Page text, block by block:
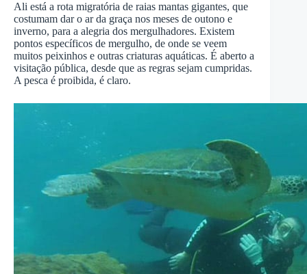
Ali está a rota migratória de raias mantas gigantes, que
costumam dar o ar da graça nos meses de outono e
inverno, para a alegria dos mergulhadores. Existem
pontos específicos de mergulho, de onde se veem
muitos peixinhos e outras criaturas aquáticas. É aberto a
visitação pública, desde que as regras sejam cumpridas.
A pesca é proibida, é claro.